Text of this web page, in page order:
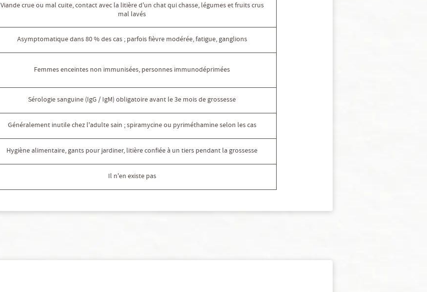
Viande crue ou mal cuite, contact avec la litière d'un chat qui chasse, légumes et fruits crus
mal lavés
Asymptomatique dans 80 % des cas ; parfois fièvre modérée, fatigue, ganglions
Femmes enceintes non immunisées, personnes immunodéprimées
Sérologie sanguine (IgG / IgM) obligatoire avant le 3e mois de grossesse
Généralement inutile chez l'adulte sain ; spiramycine ou pyriméthamine selon les cas
Hygiène alimentaire, gants pour jardiner, litière confiée à un tiers pendant la grossesse
Il n'en existe pas